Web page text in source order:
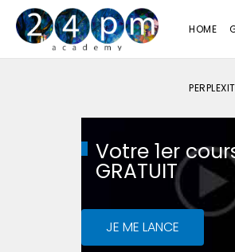
HOME
Votre 1er
GRATUIT
JE ME LANCE